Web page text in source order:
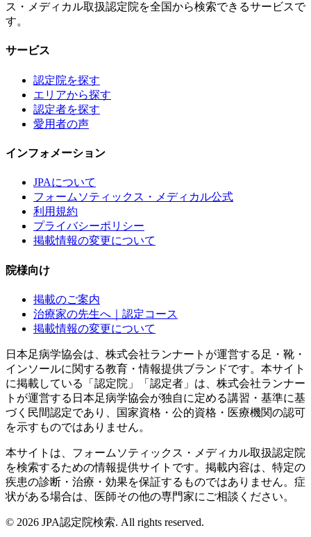
ス・メディカル取扱認定院を全国から検索できるサービスで
す。
サービス
認定院を探す
エリアから探す
認定者を探す
愛用者の声
インフォメーション
JPAについて
フォームソティックス・メディカル公式
利用規約
プライバシーポリシー
掲載情報の変更について
院様向け
掲載のご案内
治療家の先生へ｜認定コース
掲載情報の変更について
日本足病学協会は、株式会社ランナートが運営する足・靴・
インソールに関する教育・情報提供ブランドです。本サイト
に掲載している「認定院」「認定者」は、株式会社ランナー
トが運営する日本足病学協会が独自に定める講習・基準に基
づく民間認定であり、国家資格・公的資格・医療機関の認可
を示すものではありません。
本サイトは、フォームソティックス・メディカル取扱認定院
を検索するための情報提供サイトです。掲載内容は、特定の
疾患の診断・治療・効果を保証するものではありません。症
状がある場合は、医師その他の専門家にご相談ください。
© 2026 JPA認定院検索. All rights reserved.